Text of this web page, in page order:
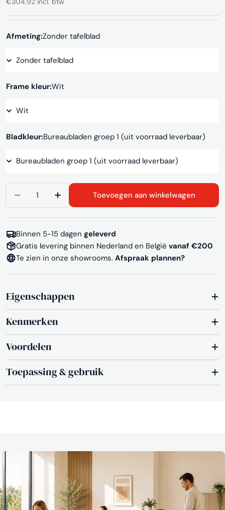
prijs
Afmeting:Zonder tafelblad
Frame kleur:Wit
Bladkleur:Bureaubladen groep 1 (uit voorraad leverbaar)
Aantal verlagen voor Statafel SC332
Aantal verhogen voor Statafel SC332
Toevoegen aan winkelwagen
Binnen 5-15 dagen geleverd
Gratis levering binnen Nederland en België vanaf €200
Te zien in onze showrooms. Afspraak plannen?
Eigenschappen
Kenmerken
Voordelen
Toepassing & gebruik